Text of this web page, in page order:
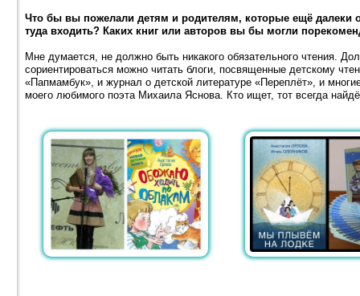
Что бы вы пожелали детям и родителям, которые ещё далеки
туда входить? Каких книг или авторов вы бы могли
Мне думается, не должно быть никакого обязательного чтения.
сориентироваться можно читать блоги, посвященные детскому
«Папмамбук», и журнал о детской литературе «Переплёт», и
моего любимого поэта Михаила Яснова. Кто ищет, тот всегда